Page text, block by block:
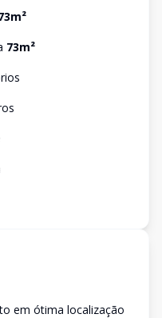
m²
73m²
s
s
em ótima localização